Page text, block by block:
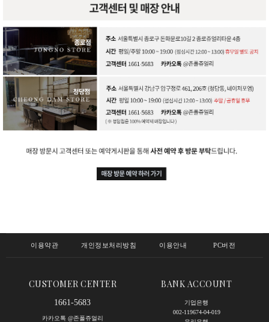
이용약관 개인정보처리방침 이용안내 PC버전
CUSTOMER CENTER
1661-5683
카카오톡 @존폴쥬얼리
BANK ACCOUNT
기업은행
002-119674-04-019